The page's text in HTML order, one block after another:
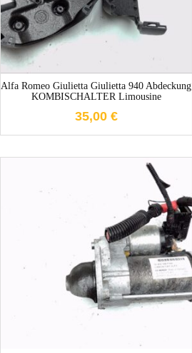
Alfa Romeo Giulietta Giulietta 940 Abdeckung
KOMBISCHALTER Limousine
35,00 €
1-3 Werktage